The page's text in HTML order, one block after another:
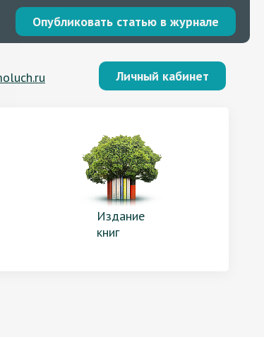
Опубликовать статью в журнале
Личный кабинет
Издание
книг